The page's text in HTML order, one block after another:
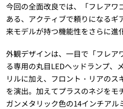
今回の全面改良では、「フレアワ
ある、アクティブで頼りになるギ
来モデルが持つ機能性をさらに進
外観デザインは、一目で「フレア
る専用の丸目LEDヘッドランプ、
リルに加え、フロント・リアのス
を演出。加えてプラスのネジをモ
ガンメタリック色の14インチアル